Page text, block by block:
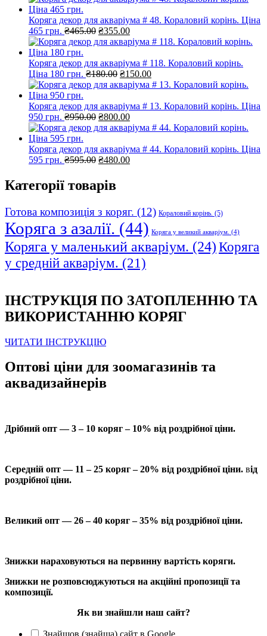
₴570.00.
Коряга декор для акваріума # 48. Кораловий корінь. Ціна
465 грн. ₴465.00 Оригінальна
ціна:
₴355.00Поточна
ціна:
Коряга декор для акваріума # 118. Кораловий корінь.
Ціна 180 грн. ₴180.00 Оригінальна
ціна:
₴150.00Поточна
ціна:
Коряга декор для акваріума # 13. Кораловий корінь. Ціна
950 грн. ₴950.00 Оригінальна
ціна:
₴800.00Поточна
ціна:
Коряга декор для акваріума # 44. Кораловий корінь. Ціна
595 грн. ₴595.00 Оригінальна
₴595.00.
₴480.00Поточна
Категорії товарів
Готова композиція з коряг. (12) Кораловий корінь. (5)
Коряга з азалії. (44) Коряга у великий акваріум. (4)
Коряга у маленький акваріум. (24)Коряга
у средній акваріум. (21)
ІНСТРУКЦІЯ ПО ЗАТОПЛЕННЮ ТА
ВИКОРИСТАННЮ КОРЯГ
ЧИТАТИ ІНСТРУКЦІЮ
Оптові ціни для зоомагазинів та
аквадизайнерів
Дрібний опт — 3 – 10 коряг – 10% від роздрібної ціни.
Середній опт — 11 – 25 коряг – 20% від роздрібної ціни. від
роздрібної ціни.
Великий опт — 26 – 40 коряг – 35% від роздрібної ціни.
Знижки нараховуються на первинну вартість коряги.
Знижки не розповсюджуються на акційні пропозиції та
композиції.
Як ви знайшли наш сайт?